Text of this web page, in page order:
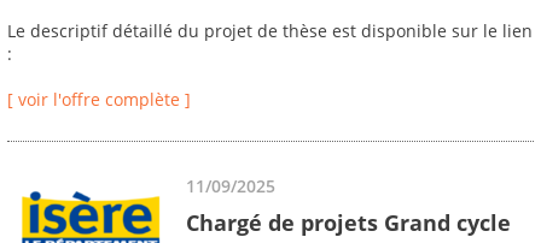
Le descriptif détaillé du projet de thèse est disponible sur le lien
:
[ voir l'offre complète ]
11/09/2025
Chargé de projets Grand cycle